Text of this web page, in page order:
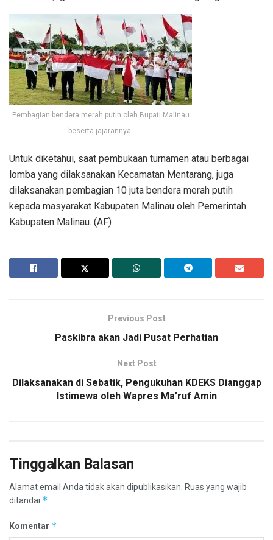
Pembagian bendera merah putih oleh Bupati Malinau
beserta jajarannya.
Untuk diketahui, saat pembukaan turnamen atau berbagai
lomba yang dilaksanakan Kecamatan Mentarang, juga
dilaksanakan pembagian 10 juta bendera merah putih
kepada masyarakat Kabupaten Malinau oleh Pemerintah
Kabupaten Malinau. (AF)
Previous Post
Paskibra akan Jadi Pusat Perhatian
Next Post
Dilaksanakan di Sebatik, Pengukuhan KDEKS Dianggap
Istimewa oleh Wapres Ma’ruf Amin
Tinggalkan Balasan
Alamat email Anda tidak akan dipublikasikan. Ruas yang wajib
ditandai *
Komentar *